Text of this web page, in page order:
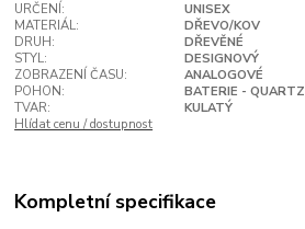
URČENÍ:
UNISEX
MATERIÁL:
DŘEVO/KOV
DRUH:
DŘEVĚNÉ
STYL:
DESIGNOVÝ
ZOBRAZENÍ ČASU:
ANALOGOVÉ
POHON:
BATERIE - QUARTZ
TVAR:
KULATÝ
Hlídat cenu / dostupnost
Kompletní specifikace